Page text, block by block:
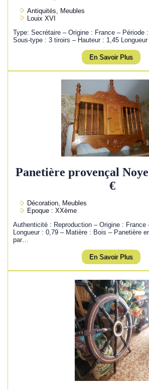
Antiquités, Meubles
Louix XVI
Type: Secrétaire – Origine : France – Période
Sous-type : 3 tiroirs – Hauteur : 1,45 Longueur
En Savoir Plus
Panetière provençal
€
Décoration, Meubles
Epoque : XXème
Authenticité : Reproduction – Origine : France
Longueur : 0,79 – Matière : Bois – Panetière
par…
En Savoir Plus